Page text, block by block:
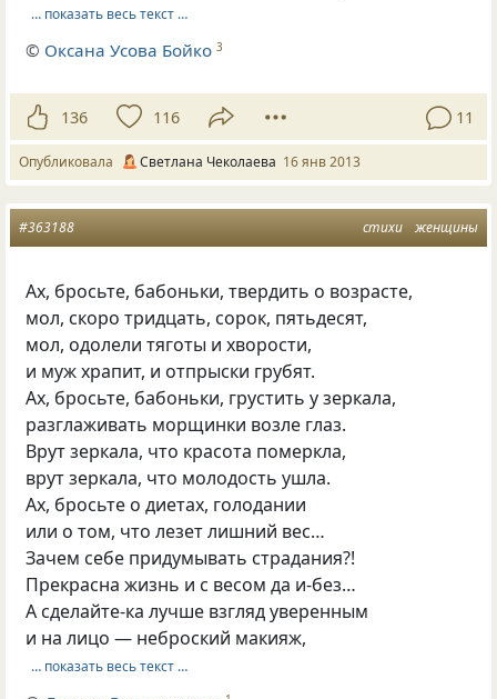
… показать весь текст …
© Оксана Усова Бойко 3
136 116 11
Опубликовала Светлана Чеколаева 16 янв 2013
стихи женщины
#363188
Ах, бросьте, бабоньки, твердить о возрасте,
мол, скоро тридцать, сорок, пятьдесят,
мол, одолели тяготы и хворости,
и муж храпит, и отпрыски грубят.
Ах, бросьте, бабоньки, грустить у зеркала,
разглаживать морщинки возле глаз.
Врут зеркала, что красота померкла,
врут зеркала, что молодость ушла.
Ах, бросьте о диетах, голодании
или о том, что лезет лишний вес…
Зачем себе придумывать страдания?!
Прекрасна жизнь и с весом да и-без…
А сделайте-ка лучше взгляд уверенным
и на лицо — неброский макияж,
… показать весь текст …